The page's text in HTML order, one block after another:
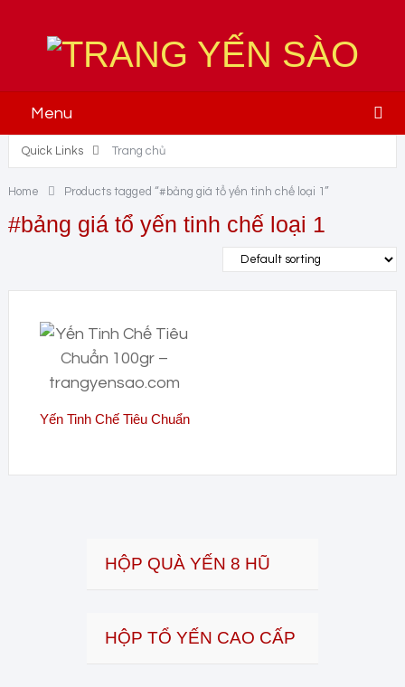
Menu
Quick Links Trang chủ
Home Products tagged “#bảng giá tổ yến tinh chế loại 1”
#bảng giá tổ yến tinh chế loại 1
Yến Tinh Chế Tiêu Chuẩn
HỘP QUÀ YẾN 8 HŨ
HỘP TỔ YẾN CAO CẤP